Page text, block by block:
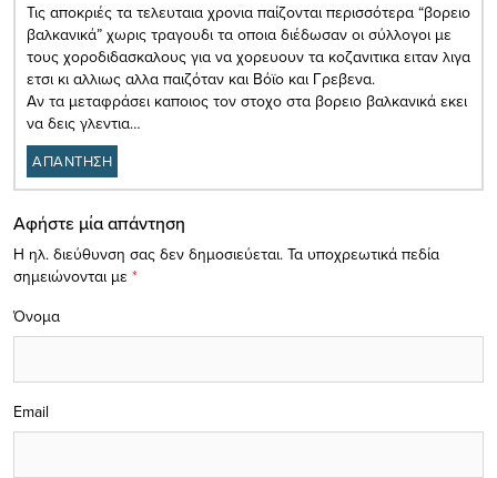
Τις αποκριές τα τελευταια χρονια παίζονται περισσότερα “βορειο
βαλκανικά” χωρις τραγουδι τα οποια διέδωσαν οι σύλλογοι με
τους χοροδιδασκαλους για να χορευουν τα κοζανιτικα ειταν λιγα
ετσι κι αλλιως αλλα παιζόταν και Βόϊο και Γρεβενα.
Αν τα μεταφράσει καποιος τον στοχο στα βορειο βαλκανικά εκει
να δεις γλεντια…
ΑΠΑΝΤΗΣΗ
Αφήστε μία απάντηση
Η ηλ. διεύθυνση σας δεν δημοσιεύεται. Τα υποχρεωτικά πεδία
σημειώνονται με *
Όνομα
Email